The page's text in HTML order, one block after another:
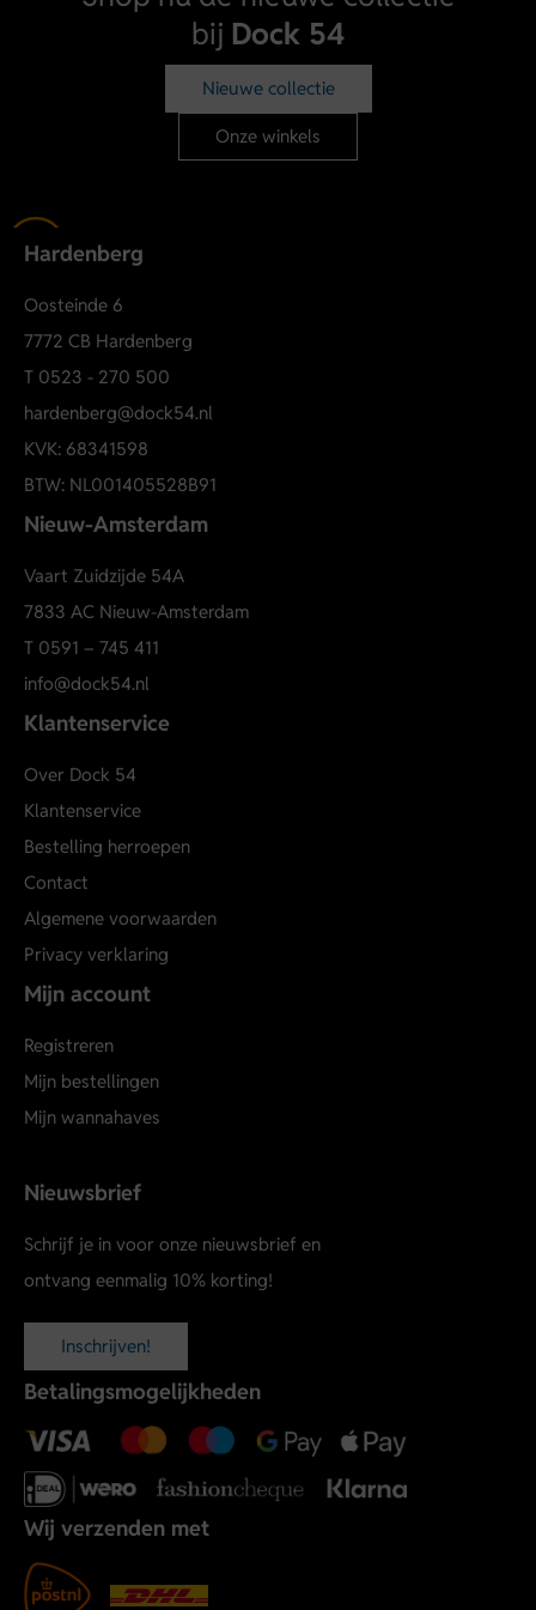
bij Dock 54
Nieuwe collectie
Onze winkels
Hardenberg
Oosteinde 6
7772 CB Hardenberg
T 0523 - 270 500
hardenberg@dock54.nl
KVK: 68341598
BTW: NL001405528B91
Nieuw-Amsterdam
Vaart Zuidzijde 54A
7833 AC Nieuw-Amsterdam
T 0591 – 745 411
info@dock54.nl
Klantenservice
Over Dock 54
Klantenservice
Bestelling herroepen
Contact
Algemene voorwaarden
Privacy verklaring
Mijn account
Registreren
Mijn bestellingen
Mijn wannahaves
Nieuwsbrief
Schrijf je in voor onze nieuwsbrief en
ontvang eenmalig 10% korting!
Inschrijven!
Betalingsmogelijkheden
Wij verzenden met